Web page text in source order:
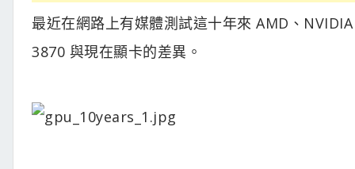
最近在網路上有媒體測試這十年來 AMD、
3870 與現在顯卡的差異。